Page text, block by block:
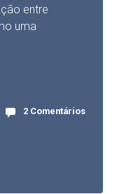
entre
uma
2 Comentários